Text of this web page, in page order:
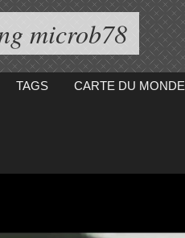
microb78
TAGS CARTE DU MONDE